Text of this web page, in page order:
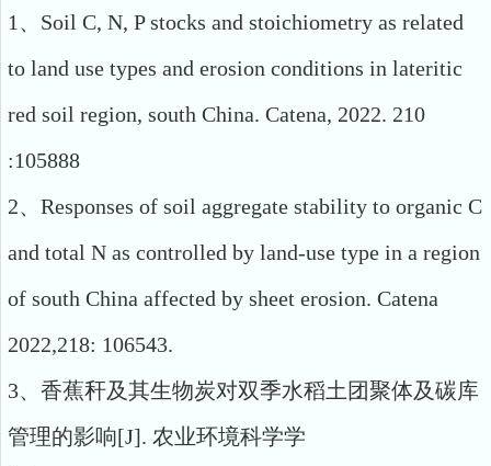
1、 Soil C, N, P stocks and stoichiometry as related
to land use types and erosion conditions in lateritic
red soil region, south China. Catena, 2022. 210
:105888
2、 Responses of soil aggregate stability to organic C
and total N as controlled by land-use type in a region
of south China affected by sheet erosion. Catena
2022,218: 106543.
3、 香蕉秆及其生物炭对双季水稻土团聚体及碳库
管理的影响[J]. 农业环境科学学